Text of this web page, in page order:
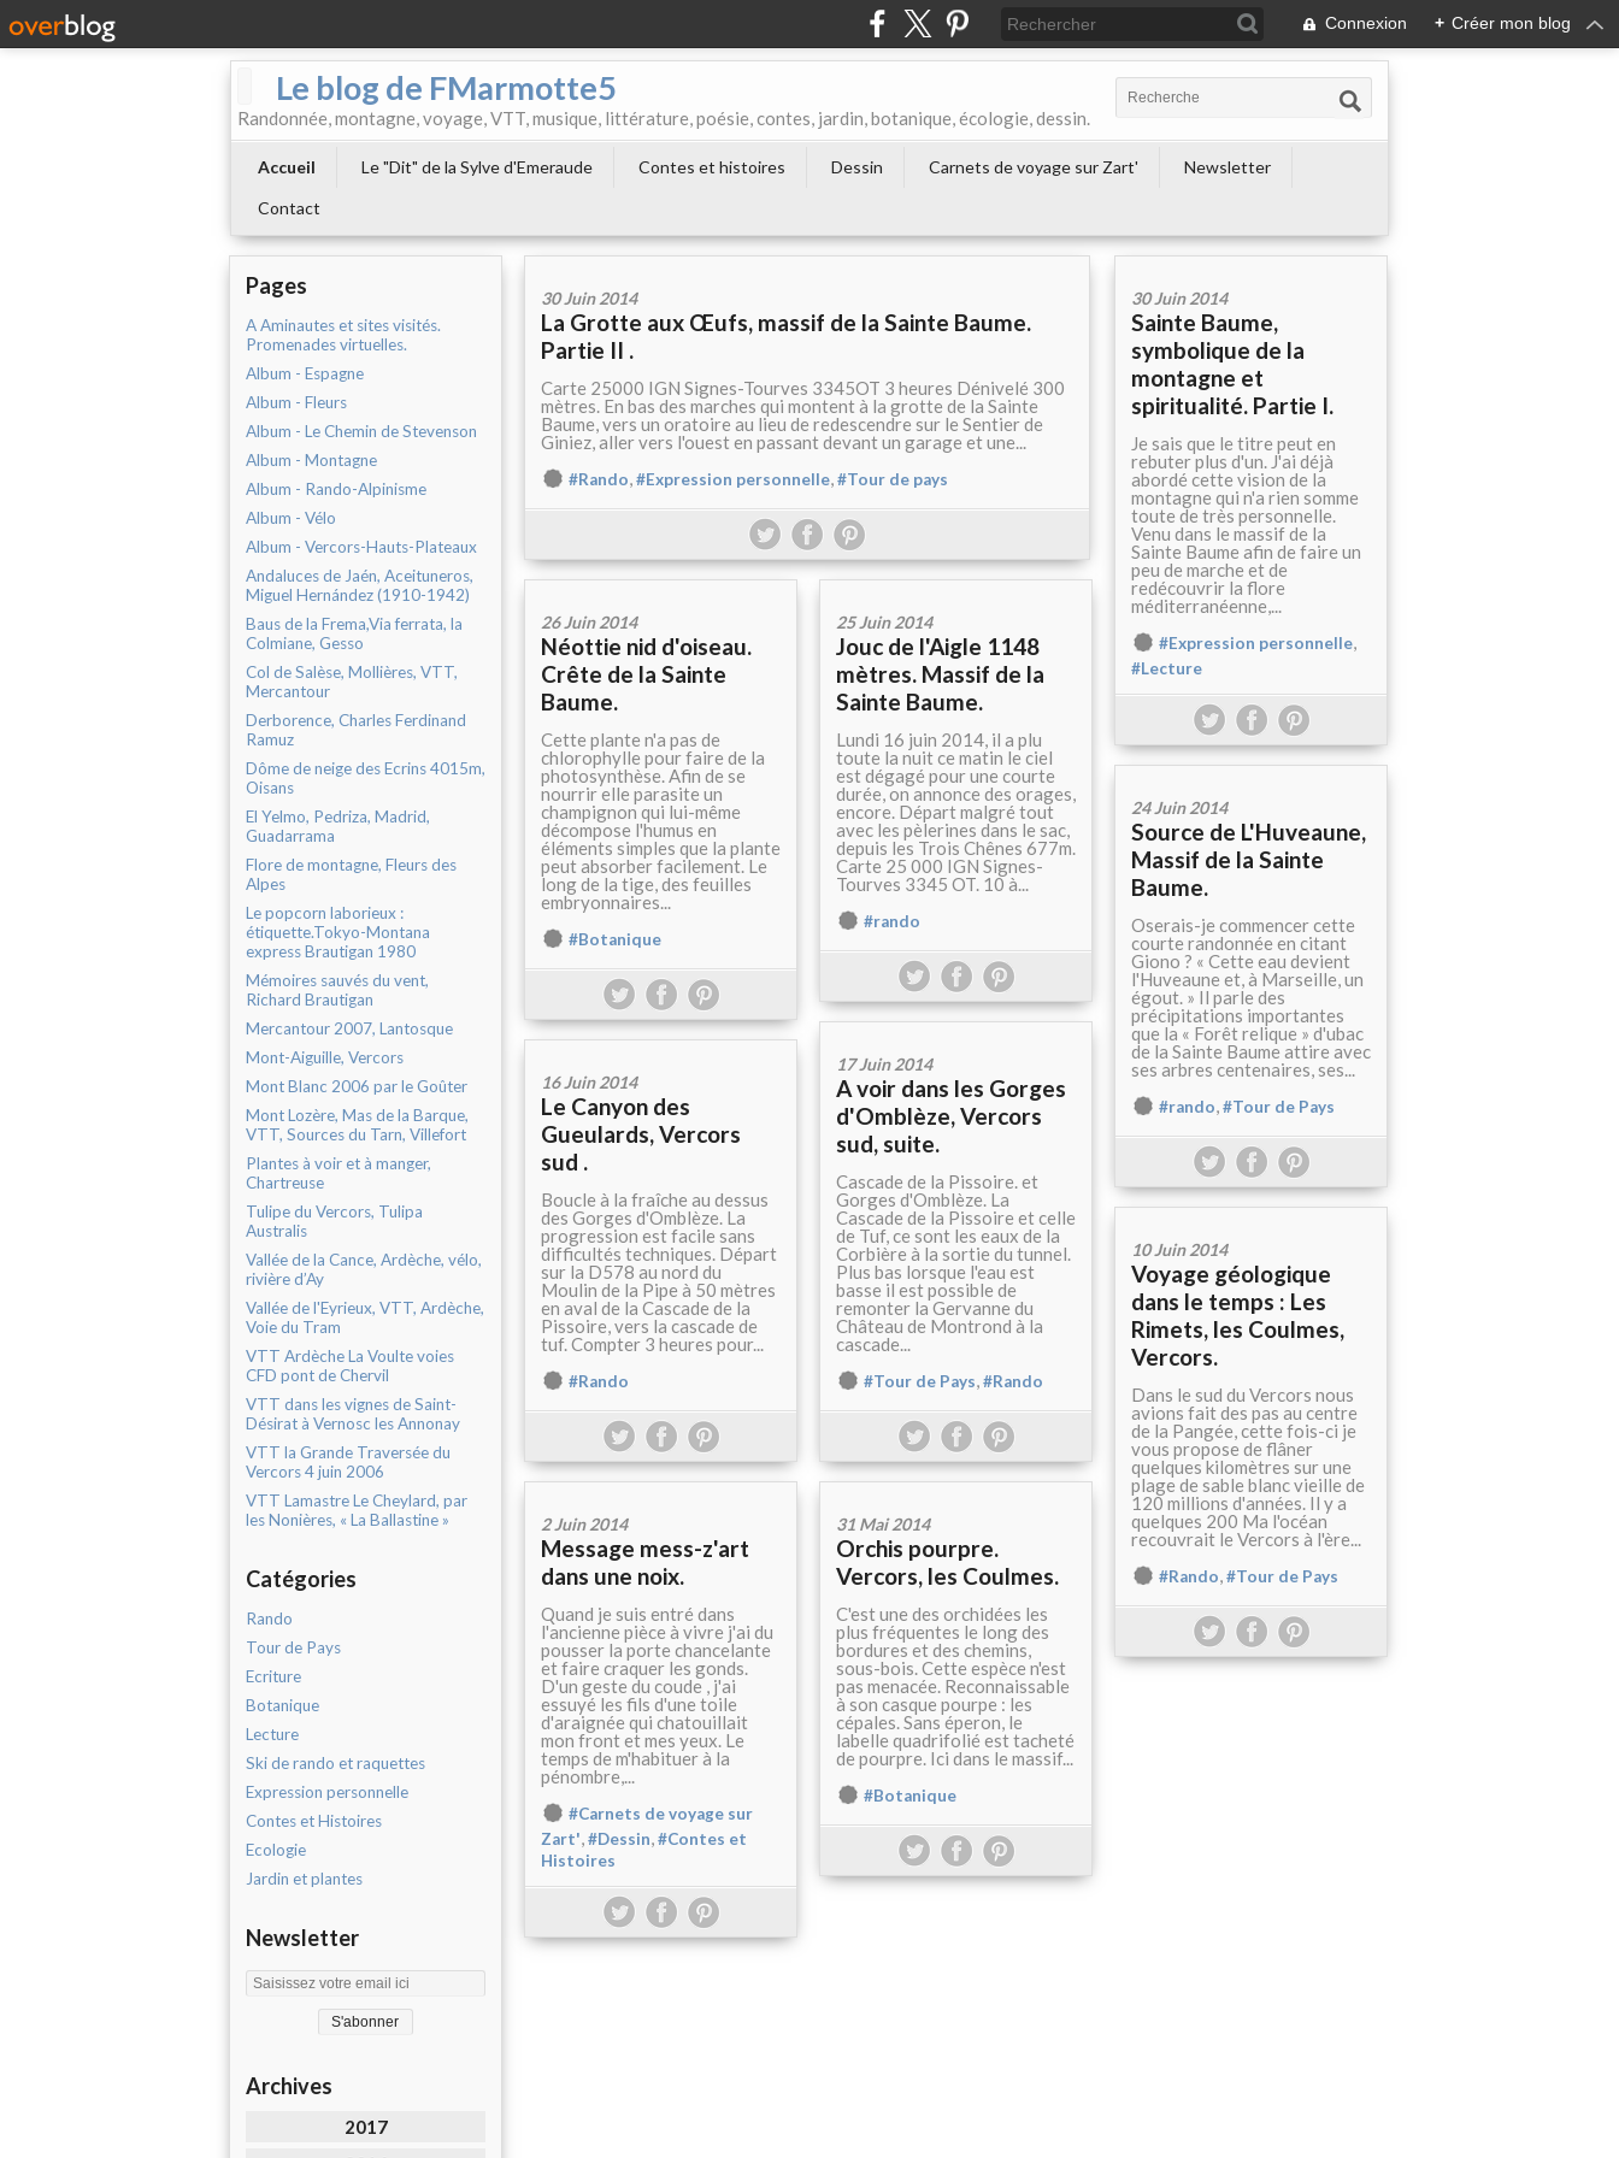
Connexion + Créer mon blog
Le blog de FMarmotte5
Randonnée, montagne, voyage, VTT, musique, littérature, poésie, contes, jardin, botanique, écologie, dessin.
Accueil Le "Dit" de la Sylve d'Emeraude Contes et histoires Dessin Carnets de voyage sur Zart'
Newsletter
Contact
Pages
A Aminautes et sites visités.
Promenades virtuelles.
Album - Espagne
Album - Fleurs
Album - Le Chemin de Stevenson
Album - Montagne
Album - Rando-Alpinisme
Album - Vélo
Album - Vercors-Hauts-Plateaux
Andaluces de Jaén, Aceituneros,
Miguel Hernández (1910-1942)
Baus de la Frema,Via ferrata, la
Colmiane, Gesso
Col de Salèse, Mollières, VTT,
Mercantour
Derborence, Charles Ferdinand
Ramuz
Dôme de neige des Ecrins 4015m,
Oisans
El Yelmo, Pedriza, Madrid,
Guadarrama
Flore de montagne, Fleurs des
Alpes
Le popcorn laborieux :
étiquette.Tokyo-Montana
express Brautigan 1980
Mémoires sauvés du vent,
Richard Brautigan
Mercantour 2007, Lantosque
Mont-Aiguille, Vercors
Mont Blanc 2006 par le Goûter
Mont Lozère, Mas de la Barque,
VTT, Sources du Tarn, Villefort
Plantes à voir et à manger,
Chartreuse
Tulipe du Vercors, Tulipa
Australis
Vallée de la Cance, Ardèche, vélo,
rivière d’Ay
Vallée de l'Eyrieux, VTT, Ardèche,
Voie du Tram
VTT Ardèche La Voulte voies
CFD pont de Chervil
VTT dans les vignes de Saint-
Désirat à Vernosc les Annonay
VTT la Grande Traversée du
Vercors 4 juin 2006
VTT Lamastre Le Cheylard, par
les Nonières, « La Ballastine »
Catégories
Rando
Tour de Pays
Ecriture
Botanique
Lecture
Ski de rando et raquettes
Expression personnelle
Contes et Histoires
Ecologie
Jardin et plantes
Newsletter
Archives
2017
30 Juin 2014
La Grotte aux Œufs, massif de la Sainte Baume.
Partie II .
Carte 25000 IGN Signes-Tourves 3345OT 3 heures Dénivelé 300
mètres. En bas des marches qui montent à la grotte de la Sainte
Baume, vers un oratoire au lieu de redescendre sur le Sentier de
Giniez, aller vers l'ouest en passant devant un garage et une...
#Rando,#Expression personnelle,#Tour de pays
30 Juin 2014
Sainte Baume,
symbolique de la
montagne et
spiritualité. Partie I.
Je sais que le titre peut en
rebuter plus d'un. J'ai déjà
abordé cette vision de la
montagne qui n'a rien somme
toute de très personnelle.
Venu dans le massif de la
Sainte Baume afin de faire un
peu de marche et de
redécouvrir la flore
méditerranéenne,...
#Expression personnelle,
#Lecture
26 Juin 2014
Néottie nid d'oiseau.
Crête de la Sainte
Baume.
Cette plante n'a pas de
chlorophylle pour faire de la
photosynthèse. Afin de se
nourrir elle parasite un
champignon qui lui-même
décompose l'humus en
éléments simples que la plante
peut absorber facilement. Le
long de la tige, des feuilles
embryonnaires...
#Botanique
25 Juin 2014
Jouc de l'Aigle 1148
mètres. Massif de la
Sainte Baume.
Lundi 16 juin 2014, il a plu
toute la nuit ce matin le ciel
est dégagé pour une courte
durée, on annonce des orages,
encore. Départ malgré tout
avec les pèlerines dans le sac,
depuis les Trois Chênes 677m.
Carte 25 000 IGN Signes-
Tourves 3345 OT. 10 à...
#rando
24 Juin 2014
Source de L'Huveaune,
Massif de la Sainte
Baume.
Oserais-je commencer cette
courte randonnée en citant
Giono ? « Cette eau devient
l'Huveaune et, à Marseille, un
égout. » Il parle des
précipitations importantes
que la « Forêt relique » d'ubac
de la Sainte Baume attire avec
ses arbres centenaires, ses...
#rando,#Tour de Pays
17 Juin 2014
A voir dans les Gorges
d'Omblèze, Vercors
sud, suite.
Cascade de la Pissoire. et
Gorges d'Omblèze. La
Cascade de la Pissoire et celle
de Tuf, ce sont les eaux de la
Corbière à la sortie du tunnel.
Plus bas lorsque l'eau est
basse il est possible de
remonter la Gervanne du
Château de Montrond à la
cascade...
#Tour de Pays,#Rando
16 Juin 2014
Le Canyon des
Gueulards, Vercors
sud .
Boucle à la fraîche au dessus
des Gorges d'Omblèze. La
progression est facile sans
difficultés techniques. Départ
sur la D578 au nord du
Moulin de la Pipe à 50 mètres
en aval de la Cascade de la
Pissoire, vers la cascade de
tuf. Compter 3 heures pour...
#Rando
10 Juin 2014
Voyage géologique
dans le temps : Les
Rimets, les Coulmes,
Vercors.
Dans le sud du Vercors nous
avions fait des pas au centre
de la Pangée, cette fois-ci je
vous propose de flâner
quelques kilomètres sur une
plage de sable blanc vieille de
120 millions d'années. Il y a
quelques 200 Ma l'océan
recouvrait le Vercors à l'ère...
#Rando,#Tour de Pays
2 Juin 2014
Message mess-z'art
dans une noix.
Quand je suis entré dans
l'ancienne pièce à vivre j'ai du
pousser la porte chancelante
et faire craquer les gonds.
D'un geste du coude , j'ai
essuyé les fils d'une toile
d'araignée qui chatouillait
mon front et mes yeux. Le
temps de m'habituer à la
pénombre,...
#Carnets de voyage sur
Zart',#Dessin,#Contes et
Histoires
31 Mai 2014
Orchis pourpre.
Vercors, les Coulmes.
C'est une des orchidées les
plus fréquentes le long des
bordures et des chemins,
sous-bois. Cette espèce n'est
pas menacée. Reconnaissable
à son casque pourpe : les
cépales. Sans éperon, le
labelle quadrifolié est tacheté
de pourpre. Ici dans le massif...
#Botanique